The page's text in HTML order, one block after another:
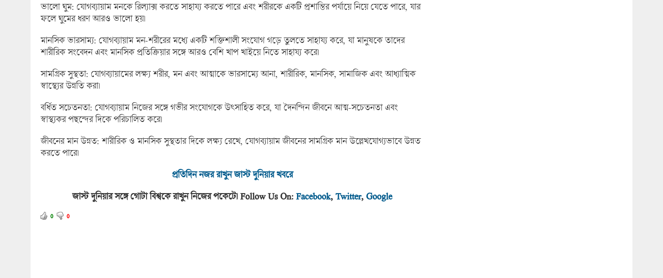
ভালো ঘুম: যোগব্যায়াম মনকে রিল্যাক্স করতে সাহায্য করতে পারে এবং শরীরকে একটি প্রশান্তির পর্যায়ে নিয়ে যেতে পারে, যার
ফলে ঘুমের ধরণ আরও ভালো হয়।
মানসিক ভারসাম্য: যোগব্যায়াম মন-শরীরের মধ্যে একটি শক্তিশালী সংযোগ গড়ে তুলতে সাহায্য করে, যা মানুষকে তাদের
শারীরিক সংবেদন এবং মানসিক প্রতিক্রিয়ার সঙ্গে আরও বেশি খাপ খাইয়ে নিতে সাহায্য করে।
সামগ্রিক সুস্থতা: যোগব্যায়ামের লক্ষ্য শরীর, মন এবং আত্মাকে ভারসাম্যে আনা, শারীরিক, মানসিক, সামাজিক এবং আধ্যাত্মিক
স্বাস্থ্যের উন্নতি করা।
বর্ধিত সচেতনতা: যোগব্যায়াম নিজের সঙ্গে গভীর সংযোগকে উৎসাহিত করে, যা দৈনন্দিন জীবনে আত্ম-সচেতনতা এবং
স্বাস্থ্যকর পছন্দের দিকে পরিচালিত করে।
জীবনের মান উন্নত: শারীরিক ও মানসিক সুস্থতার দিকে লক্ষ্য রেখে, যোগব্যায়াম জীবনের সামগ্রিক মান উল্লেখযোগ্যভাবে উন্নত
করতে পারে।
প্রতিদিন নজর রাখুন জাস্ট দুনিয়ার খবরে
জাস্ট দুনিয়ার সঙ্গে গোটা বিশ্বকে রাখুন নিজের পকেটে। Follow Us On: Facebook, Twitter, Google
0 0